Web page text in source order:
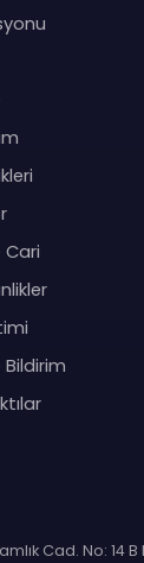
Cari
Cad. No: 14